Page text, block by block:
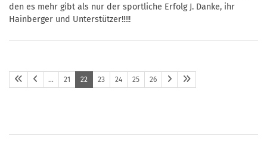
den es mehr gibt als nur der sportliche Erfolg J. Danke, ihr
Hainberger und Unterstützer!!!!!
… 21 22 23 24 25 26